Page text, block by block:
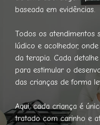
baseada em evidências.
Todos os atendimentos
lúdico e acolhedor,
da terapia. Cada
para estimular o
das crianças de forma
Aqui, cada criança é
tratado com carinho e